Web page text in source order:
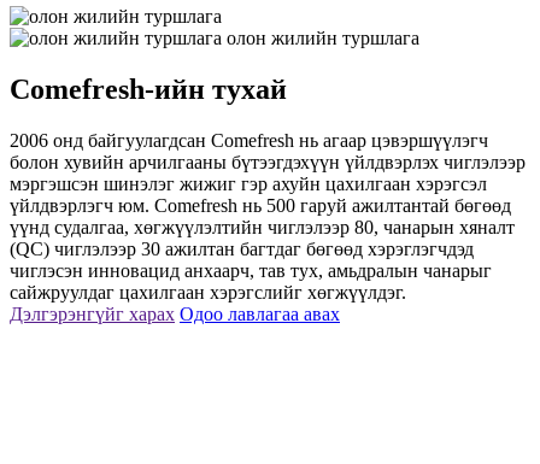
олон жилийн туршлага
Comefresh-ийн тухай
2006 онд байгуулагдсан Comefresh нь агаар цэвэршүүлэгч
болон хувийн арчилгааны бүтээгдэхүүн үйлдвэрлэх чиглэлээр
мэргэшсэн шинэлэг жижиг гэр ахуйн цахилгаан хэрэгсэл
үйлдвэрлэгч юм. Comefresh нь 500 гаруй ажилтантай бөгөөд
үүнд судалгаа, хөгжүүлэлтийн чиглэлээр 80, чанарын хяналт
(QC) чиглэлээр 30 ажилтан багтдаг бөгөөд хэрэглэгчдэд
чиглэсэн инновацид анхаарч, тав тух, амьдралын чанарыг
сайжруулдаг цахилгаан хэрэгслийг хөгжүүлдэг.
Дэлгэрэнгүйг харах Одоо лавлагаа авах